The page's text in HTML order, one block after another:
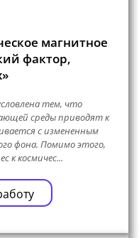
магнитное
фактор,
тем, что
среды приводят к
с измененным
фона. Помимо этого,
к космичес...